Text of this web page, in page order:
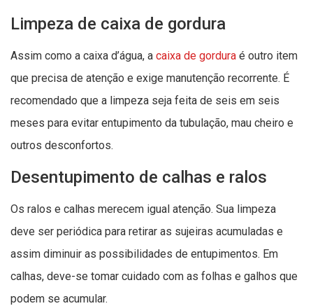
Limpeza de caixa de gordura
Assim como a caixa d’água, a caixa de gordura é outro item
que precisa de atenção e exige manutenção recorrente. É
recomendado que a limpeza seja feita de seis em seis
meses para evitar entupimento da tubulação, mau cheiro e
outros desconfortos.
Desentupimento de calhas e ralos
Os ralos e calhas merecem igual atenção. Sua limpeza
deve ser periódica para retirar as sujeiras acumuladas e
assim diminuir as possibilidades de entupimentos. Em
calhas, deve-se tomar cuidado com as folhas e galhos que
podem se acumular.